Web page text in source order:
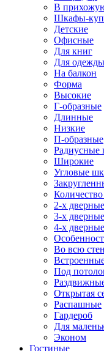
В
Шкафы-
Детские
Офисные
Для книг
Для одежды
На балкон
Форма
Высокие
Г-образные
Длинные
Низкие
П-образные
Радиусные
Широкие
Угловые
2-х дверные
3-х дверные
4-х дверные
Во всю
Под
Открытая
Распашные
Гардероб
Для
Эконом
Гостиные